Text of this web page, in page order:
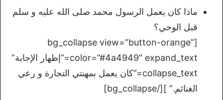
ماذا كان يعمل الرسول محمد صلى الله عليه و سلم
قبل الوحي؟
[bg_collapse view=”button-orange”
color=”#4a4949″ expand_text=”إظهار الإجابة”
collapse_text=”كان يعمل بمهنتي التجارة و رعي
الغنائم.” ][/bg_collapse]